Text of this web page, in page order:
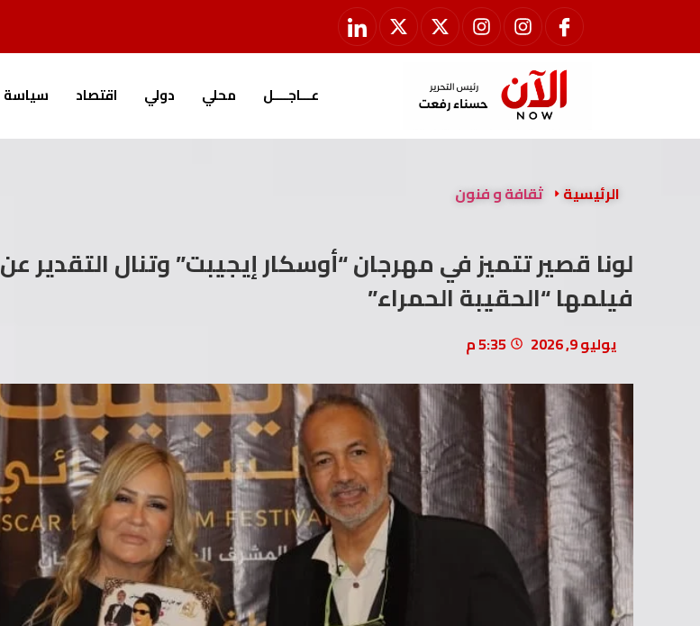
عـــاجــــل محلي دولي اقتصاد سياسة
الرئيسية ثقافة و فنون
لونا قصير تتميز في مهرجان “أوسكار إيجيبت” وتنال التقدير عن
فيلمها “الحقيبة الحمراء”
يوليو 9, 2026 5:35 م